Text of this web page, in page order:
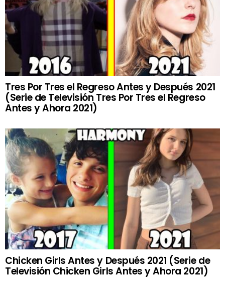
Tres Por Tres el Regreso Antes y Después 2021
(Serie de Televisión Tres Por Tres el Regreso
Antes y Ahora 2021)
Chicken Girls Antes y Después 2021 (Serie de
Televisión Chicken Girls Antes y Ahora 2021)